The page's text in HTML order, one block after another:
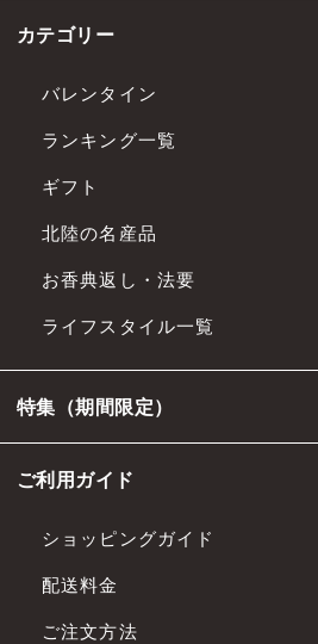
カテゴリー
バレンタイン
ランキング一覧
ギフト
北陸の名産品
お香典返し・法要
ライフスタイル一覧
特集（期間限定）
ご利用ガイド
ショッピングガイド
配送料金
ご注文方法